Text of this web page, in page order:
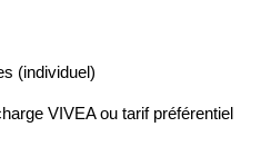
(individuel)
VIVEA ou tarif préférentiel